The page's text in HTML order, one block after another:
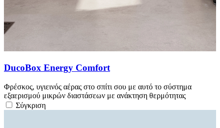
DucoBox Energy Comfort
Φρέσκος, υγιεινός αέρας στο σπίτι σου με αυτό το σύστημα
εξαερισμού μικρών διαστάσεων με ανάκτηση θερμότητας
Σύγκριση